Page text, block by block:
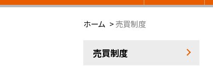
ホーム 売買制度
売買制度